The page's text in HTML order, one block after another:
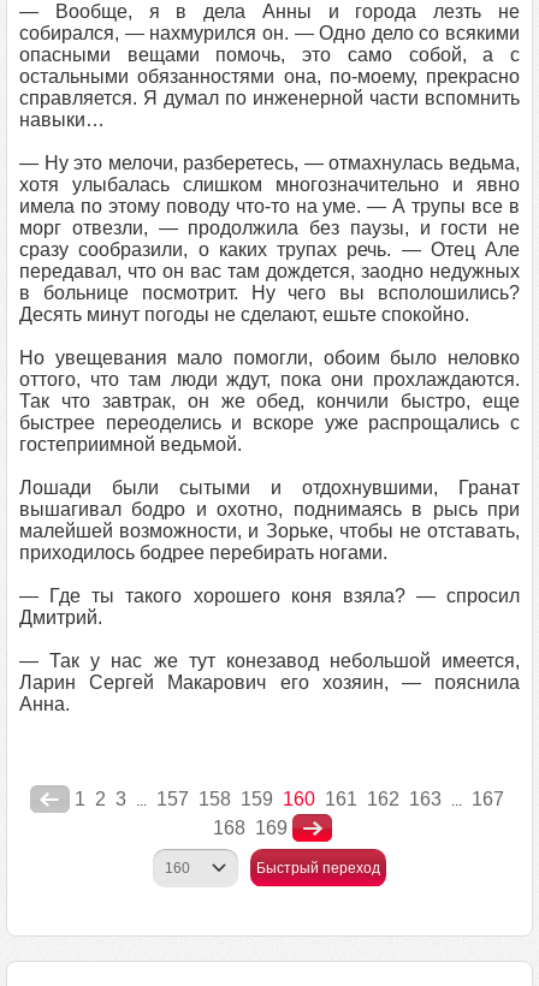
— Вообще, я в дела Анны и города лезть не
собирался, — нахмурился он. — Одно дело со всякими
опасными вещами помочь, это само собой, а с
остальными обязанностями она, по-моему, прекрасно
справляется. Я думал по инженерной части вспомнить
навыки…
— Ну это мелочи, разберетесь, — отмахнулась ведьма,
хотя улыбалась слишком многозначительно и явно
имела по этому поводу что-то на уме. — А трупы все в
морг отвезли, — продолжила без паузы, и гости не
сразу сообразили, о каких трупах речь. — Отец Але
передавал, что он вас там дождется, заодно недужных
в больнице посмотрит. Ну чего вы всполошились?
Десять минут погоды не сделают, ешьте спокойно.
Но увещевания мало помогли, обоим было неловко
оттого, что там люди ждут, пока они прохлаждаются.
Так что завтрак, он же обед, кончили быстро, еще
быстрее переоделись и вскоре уже распрощались с
гостеприимной ведьмой.
Лошади были сытыми и отдохнувшими, Гранат
вышагивал бодро и охотно, поднимаясь в рысь при
малейшей возможности, и Зорьке, чтобы не отставать,
приходилось бодрее перебирать ногами.
— Где ты такого хорошего коня взяла? — спросил
Дмитрий.
— Так у нас же тут конезавод небольшой имеется,
Ларин Сергей Макарович его хозяин, — пояснила
Анна.
1 2 3 ... 157 158 159 160 161 162 163 ...
167
168 169
Быстрый переход